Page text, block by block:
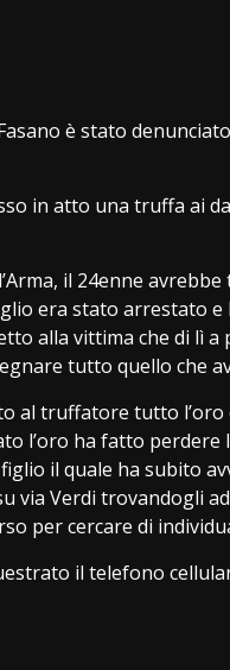
è stato
in atto una truffa ai
il 24enne
era stato arrestato
alla vittima che di lì a
tutto quello che
al truffatore tutto l’oro
l’oro ha fatto perdere
il quale ha subito
via Verdi trovandogli
per cercare di
il telefono